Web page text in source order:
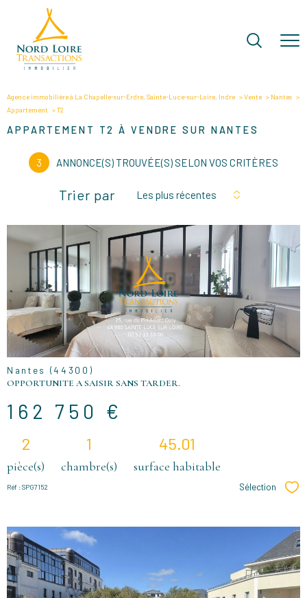
Agence immobilière à La Chapelle-sur-Erdre, Sainte-Luce-sur-Loire, Indre Vente
Nantes
Appartement
T2
APPARTEMENT T2 À VENDRE SUR NANTES
3 ANNONCE(S) TROUVÉE(S) SELON VOS CRITÈRES
Trier par Les plus récentes
VOIR LE
BIEN
Nantes (44300)
OPPORTUNITE A SAISIR SANS TARDER.
162 750 €
2
pièce(s)
1
chambre(s)
45.01
surface habitable
Réf : SPG7152 Sélection